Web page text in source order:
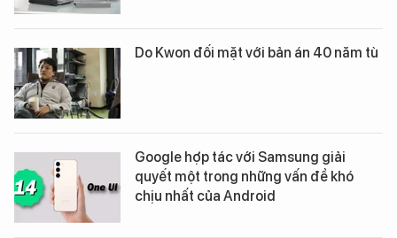
Do Kwon đối mặt với bản án 40 năm tù
Google hợp tác với Samsung giải
quyết một trong những vấn đề khó
chịu nhất của Android